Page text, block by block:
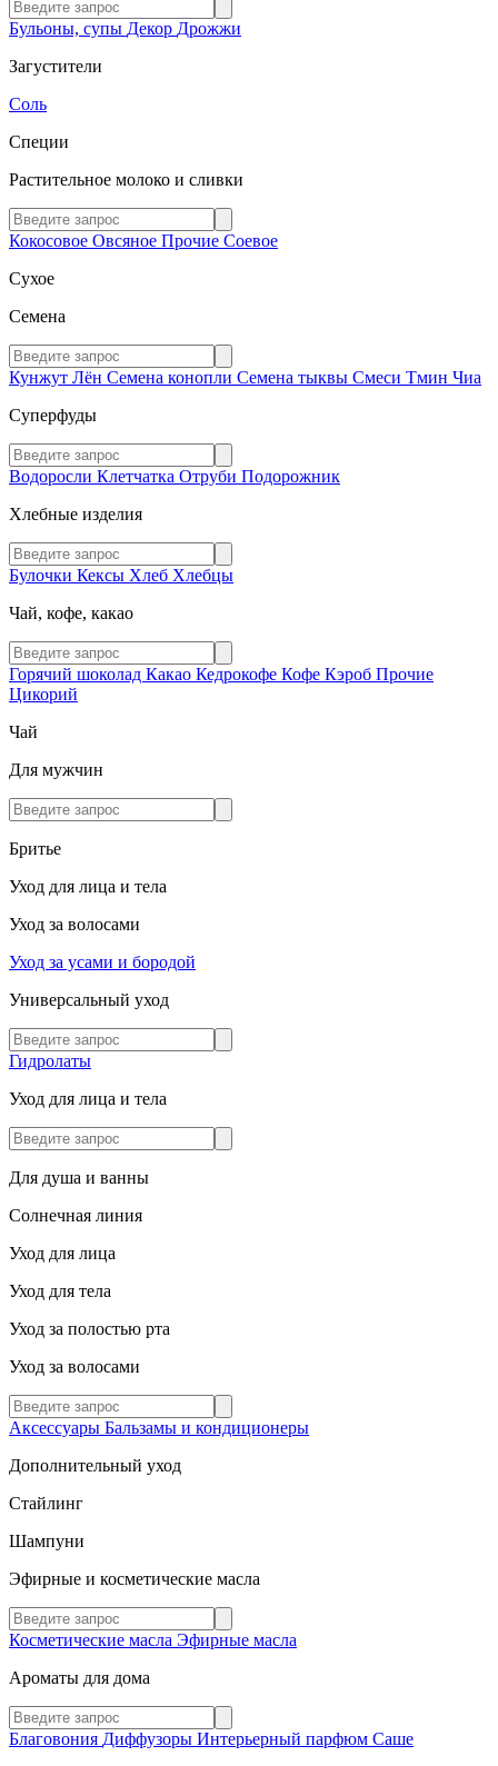
Бульоны, супы Декор Дрожжи
Загустители
Соль
Специи
Растительное молоко и сливки
Кокосовое Овсяное Прочие Соевое
Сухое
Семена
Кунжут Лён Семена конопли Семена тыквы Смеси Тмин Чиа
Суперфуды
Водоросли Клетчатка Отруби Подорожник
Хлебные изделия
Булочки Кексы Хлеб Хлебцы
Чай, кофе, какао
Горячий шоколад Какао Кедрокофе Кофе Кэроб Прочие
Цикорий
Чай
Для мужчин
Бритье
Уход для лица и тела
Уход за волосами
Уход за усами и бородой
Универсальный уход
Гидролаты
Уход для лица и тела
Для душа и ванны
Солнечная линия
Уход для лица
Уход для тела
Уход за полостью рта
Уход за волосами
Аксессуары Бальзамы и кондиционеры
Дополнительный уход
Стайлинг
Шампуни
Эфирные и косметические масла
Косметические масла Эфирные масла
Ароматы для дома
Благовония Диффузоры Интерьерный парфюм Саше